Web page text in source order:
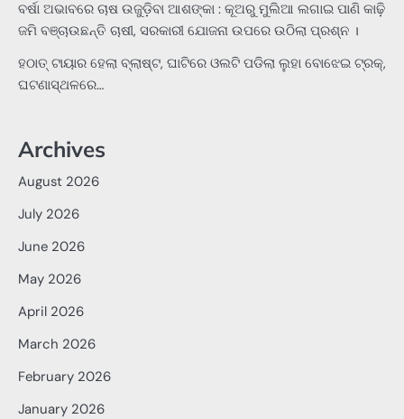
ବର୍ଷା ଅଭାବରେ ଚାଷ ଉଜୁଡ଼ିବା ଆଶଙ୍କା : କୂଅରୁ ମୁଲିଆ ଲଗାଇ ପାଣି କାଢ଼ି
ଜମି ବଞ୍ଚାଉଛନ୍ତି ଚାଷୀ, ସରକାରୀ ଯୋଜନା ଉପରେ ଉଠିଲା ପ୍ରଶ୍ନ ।
ହଠାତ୍‌ ଟାୟାର ହେଲା ବ୍ଲାଷ୍ଟ, ଘାଟିରେ ଓଲଟି ପଡିଲା ଲୁହା ବୋଝେଇ ଟ୍ରକ୍‌,
ଘଟଣାସ୍ଥଳରେ…
Archives
August 2026
July 2026
June 2026
May 2026
April 2026
March 2026
February 2026
January 2026